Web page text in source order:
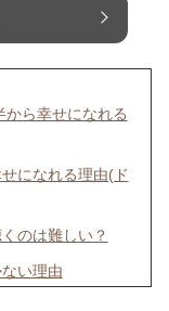
ら幸せになれる
になれる理由(ド
のは難しい？
い理由